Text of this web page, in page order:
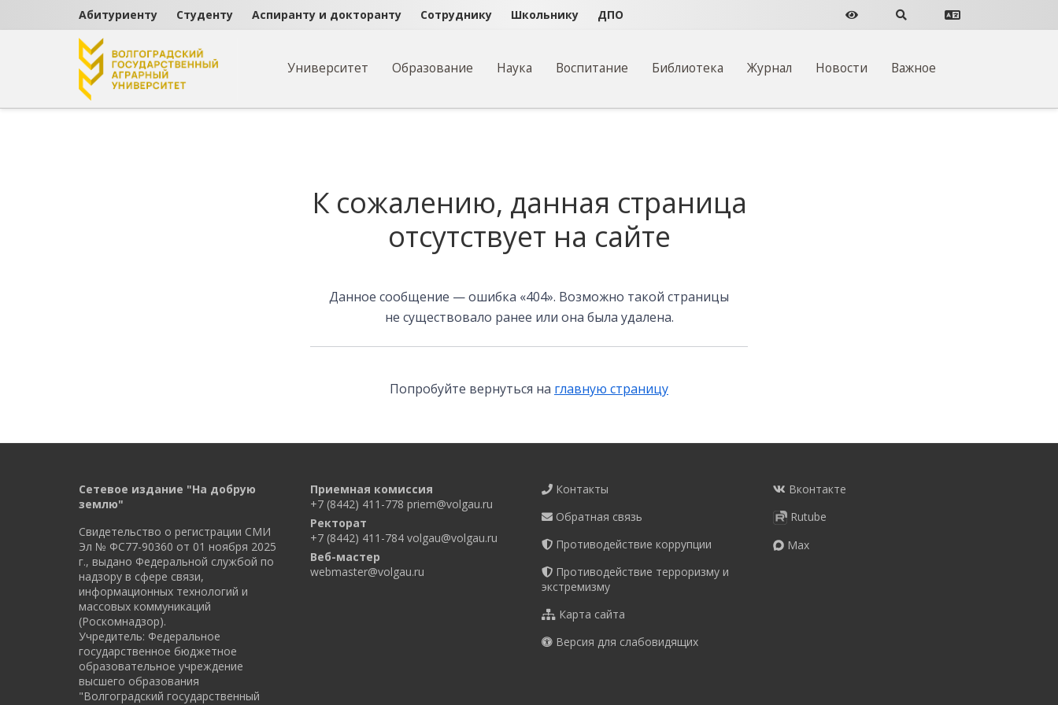
Абитуриенту Студенту Аспиранту и докторанту Сотруднику Школьнику ДПО Версия для слабовидящих
Поиск по сайту
Перевести сайт
Университет Образование Наука Воспитание Библиотека Журнал Новости Важное
К сожалению, данная страница
отсутствует на сайте
Данное сообщение — ошибка «404». Возможно такой страницы
не существовало ранее или она была удалена.
Попробуйте вернуться на главную страницу
Сетевое издание "На добрую
землю"
Свидетельство о регистрации СМИ
Эл № ФС77-90360 от 01 ноября 2025
г., выдано Федеральной службой по
надзору в сфере связи,
информационных технологий и
массовых коммуникаций
(Роскомнадзор).
Учредитель: Федеральное
государственное бюджетное
образовательное учреждение
высшего образования
"Волгоградский государственный
Приемная комиссия
+7 (8442) 411-778 priem@volgau.ru
Ректорат
+7 (8442) 411-784 volgau@volgau.ru
Веб-мастер
webmaster@volgau.ru
Контакты
Обратная связь
Противодействие коррупции
Противодействие терроризму и
экстремизму
Карта сайта
Версия для слабовидящих
Вконтакте
Rutube
Max